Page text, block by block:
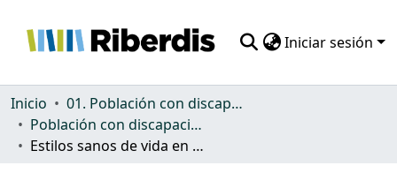
Iniciar sesión
Comunidades
Todo DSpace
Inicio
01. Población con discapacidad: general
Población con discapacidad: general
Estilos sanos de vida en adultos con discapacidad intelectual: qué conocen, factores que los benefician y dificultan